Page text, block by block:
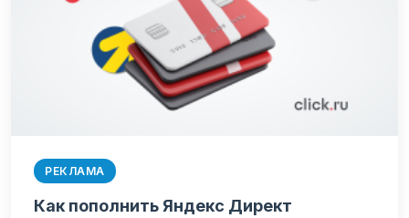
РЕКЛАМА
Как пополнить Яндекс Директ